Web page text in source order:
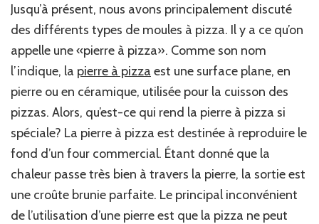
Jusqu’à présent, nous avons principalement discuté
des différents types de moules à pizza. Il y a ce qu’on
appelle une «pierre à pizza». Comme son nom
l’indique, la pierre à pizza est une surface plane, en
pierre ou en céramique, utilisée pour la cuisson des
pizzas. Alors, qu’est-ce qui rend la pierre à pizza si
spéciale? La pierre à pizza est destinée à reproduire le
fond d’un four commercial. Étant donné que la
chaleur passe très bien à travers la pierre, la sortie est
une croûte brunie parfaite. Le principal inconvénient
de l’utilisation d’une pierre est que la pizza ne peut